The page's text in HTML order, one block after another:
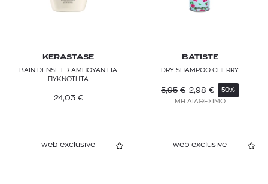
KERASTASE
BAIN DENSITE ΣΑΜΠΟΥΑΝ ΓΙΑ
ΠΥΚΝΟΤΗΤΑ
24,03 €
BATISTE
DRY SHAMPOO CHERRY
5,95 € 2,98 € 50%
ΜΗ ΔΙΑΘΕΣΙΜΟ
web exclusive web exclusive